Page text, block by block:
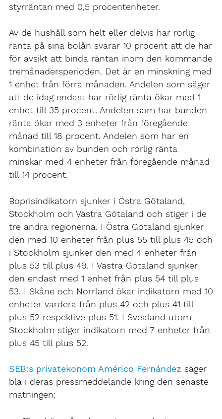
styrräntan med 0,5 procentenheter.
Av de hushåll som helt eller delvis har rörlig
ränta på sina bolån svarar 10 procent att de har
för avsikt att binda räntan inom den kommande
tremånadersperioden. Det är en minskning med
1 enhet från förra månaden. Andelen som säger
att de idag endast har rörlig ränta ökar med 1
enhet till 35 procent. Andelen som har bunden
ränta ökar med 3 enheter från föregående
månad till 18 procent. Andelen som har en
kombination av bunden och rörlig ränta
minskar med 4 enheter från föregående månad
till 14 procent.
Boprisindikatorn sjunker i Östra Götaland,
Stockholm och Västra Götaland och stiger i de
tre andra regionerna. I Östra Götaland sjunker
den med 10 enheter från plus 55 till plus 45 och
i Stockholm sjunker den med 4 enheter från
plus 53 till plus 49. I Västra Götaland sjunker
den endast med 1 enhet från plus 54 till plus
53. I Skåne och Norrland ökar indikatorn med 10
enheter vardera från plus 42 och plus 41 till
plus 52 respektive plus 51. I Svealand utom
Stockholm stiger indikatorn med 7 enheter från
plus 45 till plus 52.
SEB:s privatekonom Américo Fernández säger
bla i deras pressmeddelande kring den senaste
mätningen: